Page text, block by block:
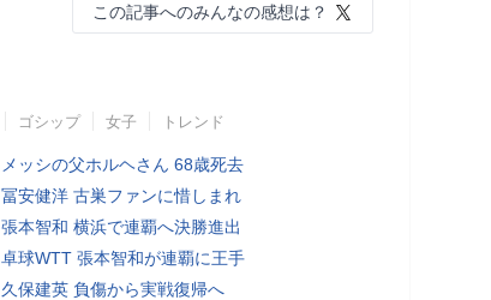
この記事へのみんなの感想は？
ゴシップ 女子 トレンド
メッシの父ホルヘさん 68歳死去
冨安健洋 古巣ファンに惜しまれ
張本智和 横浜で連覇へ決勝進出
卓球WTT 張本智和が連覇に王手
久保建英 負傷から実戦復帰へ